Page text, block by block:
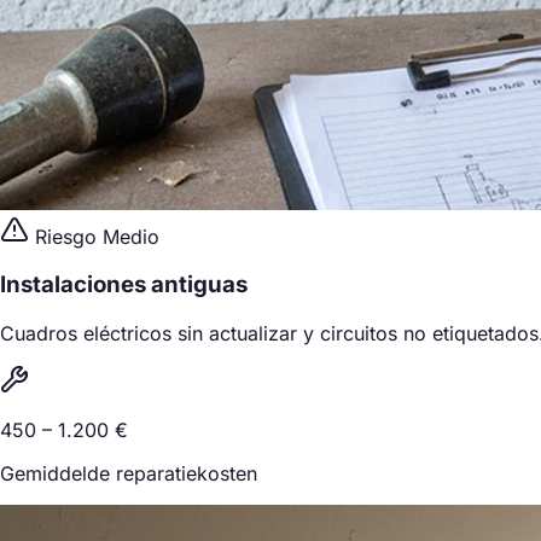
Riesgo Medio
Instalaciones antiguas
Cuadros eléctricos sin actualizar y circuitos no
450 – 1.200 €
Gemiddelde reparatiekosten